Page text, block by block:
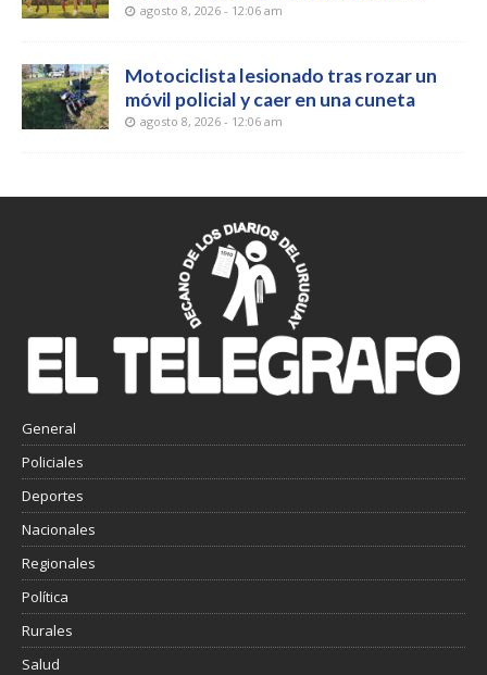
agosto 8, 2026 - 12:06 am
Motociclista lesionado tras rozar un
móvil policial y caer en una cuneta
agosto 8, 2026 - 12:06 am
General
Policiales
Deportes
Nacionales
Regionales
Política
Rurales
Salud